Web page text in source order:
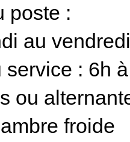
poste :
au
service : 6h
ou
froide